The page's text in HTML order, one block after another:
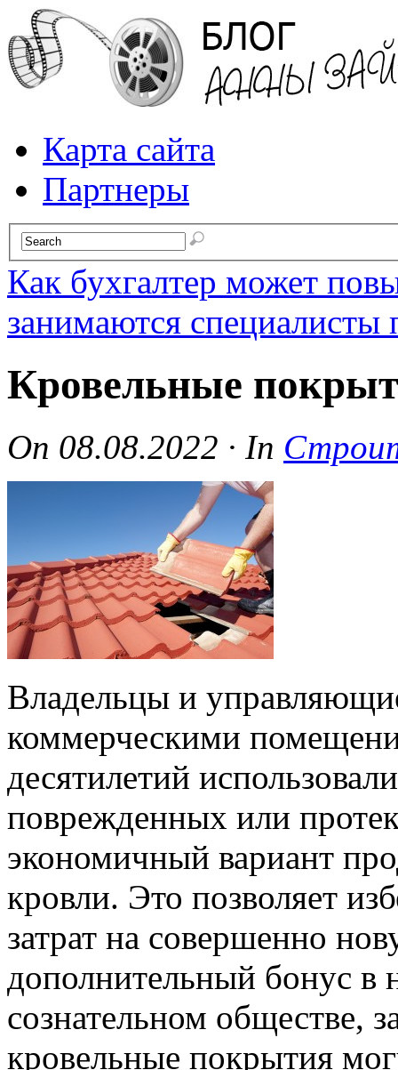
Карта сайта
Партнеры
Как бухгалтер может
занимаются специалисты
Кровельные
On 08.08.2022 · In
Владельцы и
коммерческими
десятилетий
поврежденных или
экономичный вариант
кровли. Это позволяет
затрат на совершенно
дополнительный бонус в
сознательном обществе,
кровельные покрытия